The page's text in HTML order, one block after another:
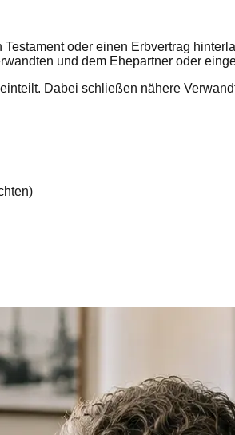
oder einen Erbvertrag
und dem Ehepartner oder
Dabei schließen nähere